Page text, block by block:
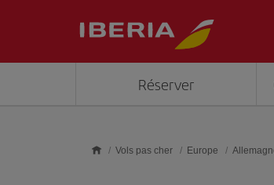
Réserver
Vols pas cher Europe